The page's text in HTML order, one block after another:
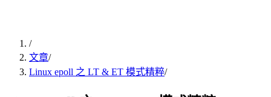
/
文章/
Linux epoll 之 LT & ET 模式精粹/